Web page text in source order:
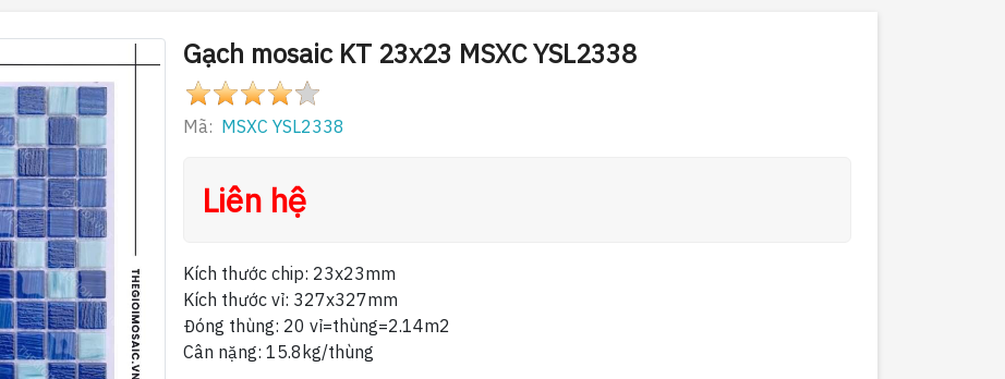
Gạch mosaic KT 23x23 MSXC YSL2338
Mã: MSXC YSL2338
Liên hệ
Kích thước chip: 23x23mm
Kích thước vỉ: 327x327mm
Đóng thùng: 20 vỉ=thùng=2.14m2
Cân nặng: 15.8kg/thùng